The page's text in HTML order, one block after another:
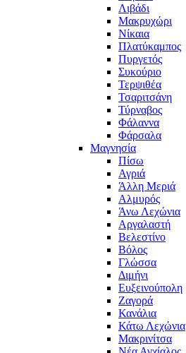
Λιβάδι
Μακρυχώρι
Νίκαια
Πλατύκαμπος
Πυργετός
Συκούριο
Τερψιθέα
Τσαριτσάνη
Τύρναβος
Φάλαννα
Φάρσαλα
Μαγνησία
Πίσω
Αγριά
Άλλη Μεριά
Αλμυρός
Άνω Λεχώνια
Αργαλαστή
Βελεστίνο
Βόλος
Γλώσσα
Διμήνι
Ευξεινούπολη
Ζαγορά
Κανάλια
Κάτω Λεχώνια
Μακρινίτσα